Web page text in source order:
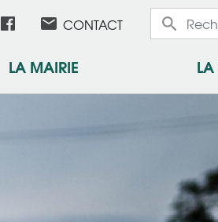
Réseaux
sociaux
CONTACT
LA MAIRIE